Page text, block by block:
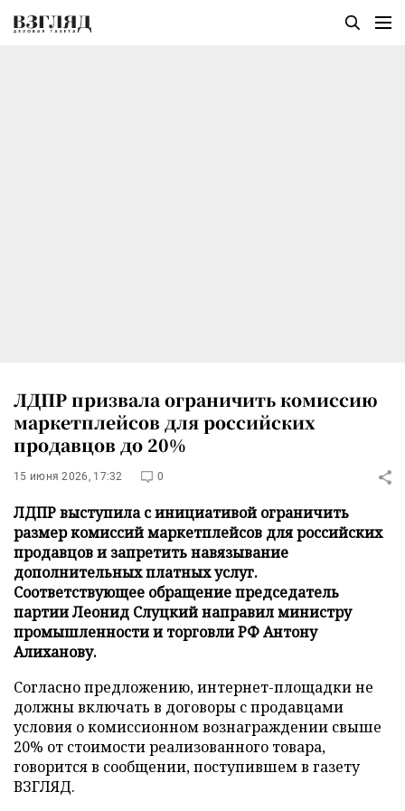
ЛДПР призвала ограничить комиссию
маркетплейсов для российских
продавцов до 20%
15 июня 2026, 17:32 0
ЛДПР выступила с инициативой ограничить
размер комиссий маркетплейсов для российских
продавцов и запретить навязывание
дополнительных платных услуг.
Соответствующее обращение председатель
партии Леонид Слуцкий направил министру
промышленности и торговли РФ Антону
Алиханову.
Согласно предложению, интернет-площадки не
должны включать в договоры с продавцами
условия о комиссионном вознаграждении свыше
20% от стоимости реализованного товара,
говорится в сообщении, поступившем в газету
ВЗГЛЯД.